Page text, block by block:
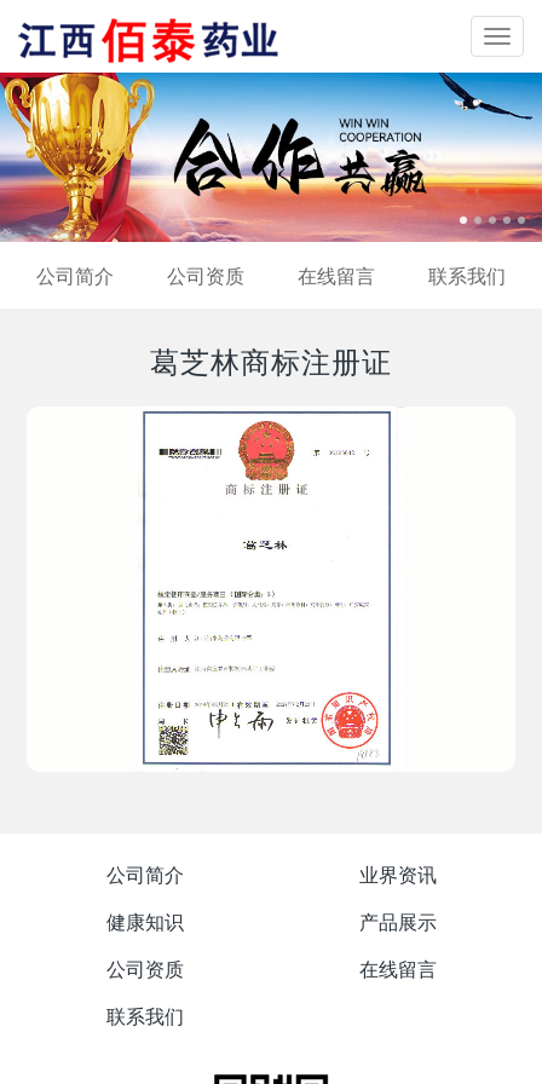
公司简介 公司资质 在线留言 联系我们
葛芝林商标注册证
公司简介
业界资讯
健康知识
产品展示
公司资质
在线留言
联系我们